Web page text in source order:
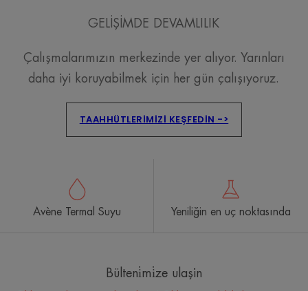
GELİŞİMDE DEVAMLILIK
Çalışmalarımızın merkezinde yer alıyor. Yarınları
daha iyi koruyabilmek için her gün çalışıyoruz.
TAAHHÜTLERIMIZI KEŞFEDIN ->
Avène Termal Suyu Yeniliğin en uç noktasında
Bülteni̇mi̇ze ulaşin